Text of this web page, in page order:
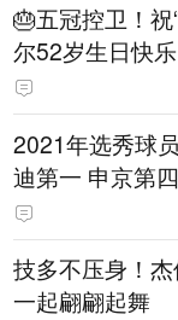
🎂五冠控卫！祝
尔52岁生日快
2021年选秀球
迪第一 申京第
技多不压身！
一起翩翩起舞